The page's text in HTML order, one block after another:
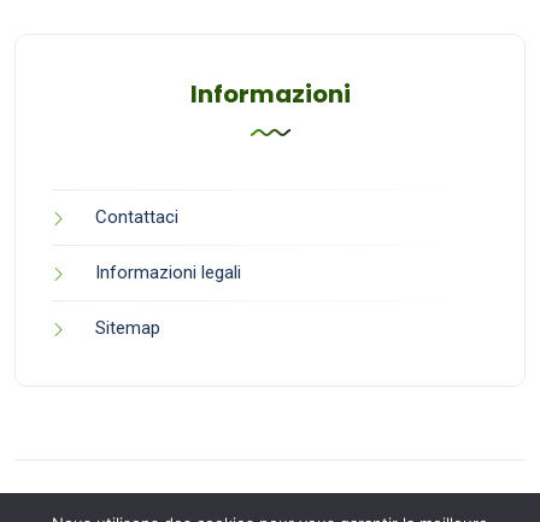
Informazioni
Contattaci
Informazioni legali
Sitemap